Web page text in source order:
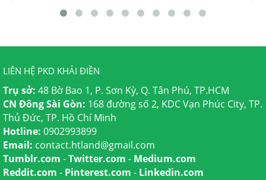
LIÊN HỆ PKD KHẢI ĐIỀN
Trụ sở: 48 Bờ Bao 1, P. Sơn Kỳ, Q. Tân Phú, TP.HCM
CN Đông Sài Gòn: 168 đường số 2, KDC Vạn Phúc City, TP.
Thủ Đức, TP. Hồ Chí Minh
Hotline: 0902993899
Email: contact.htland@gmail.com
Tumblr.com -Twitter.com - Medium.com
Reddit.com - Pinterest.com - Linkedin.com